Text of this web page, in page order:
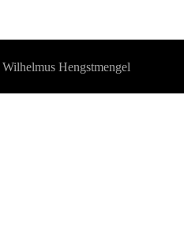
Wilhelmus Hengstmengel